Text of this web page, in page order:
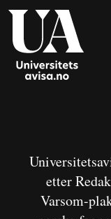
etter
Varsom-